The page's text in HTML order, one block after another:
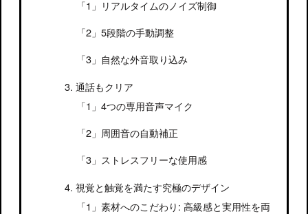
リアルタイムのノイズ制御
5段階の手動調整
自然な外音取り込み
通話もクリア
4つの専用音声マイク
周囲音の自動補正
ストレスフリーな使用感
視覚と触覚を満たす究極のデザイン
素材へのこだわり: 高級感と実用性を両